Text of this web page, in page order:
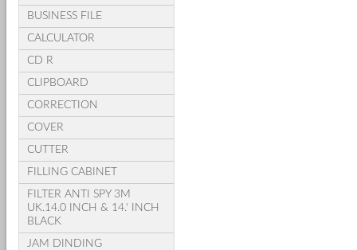
BUSINESS FILE
CALCULATOR
CD R
CLIPBOARD
CORRECTION
COVER
CUTTER
FILLING CABINET
FILTER ANTI SPY 3M
UK.14.0 INCH & 14.' INCH
BLACK
JAM DINDING